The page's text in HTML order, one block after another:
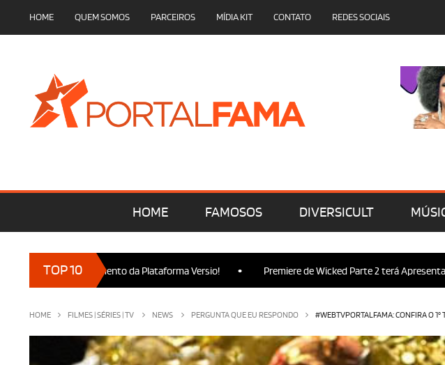
HOME QUEM SOMOS PARCEIROS MÍDIA KIT CONTATO REDES SOCIAIS
HOME FAMOSOS DIVERSICULT
TOP 10
no Lançamento da Plataforma Versio! • Premiere de Wicked Parte 2 terá Apresentação
HOME FILMES | SÉRIES | TV NEWS PERGUNTA QUE EU RESPONDO #WEBTVPORTALFAMA: CONFIRA O